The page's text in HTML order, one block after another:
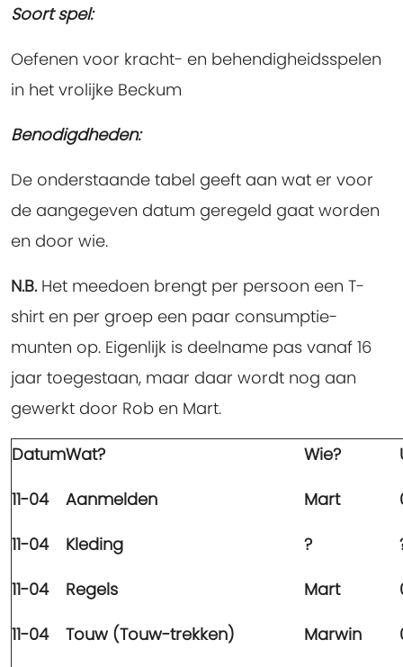
Soort spel:
Oefenen voor kracht- en behendigheidsspelen
in het vrolijke Beckum
Benodigdheden:
De onderstaande tabel geeft aan wat er voor
de aangegeven datum geregeld gaat worden
en door wie.
N.B.Het meedoen brengt per persoon een T-
shirt en per groep een paar consumptie-
munten op. Eigenlijk is deelname pas vanaf 16
jaar toegestaan, maar daar wordt nog aan
gewerkt door Rob en Mart.
DatumWat? Wie?
11-04
Aanmelden Mart
11-04
Kleding ?
11-04
Regels Mart
11-04
Touw (Touw-trekken) Marwin